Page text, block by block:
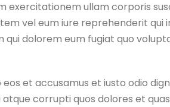
exercitationem ullam corporis
vel eum iure reprehenderit
qui dolorem eum fugiat quo
et accusamus et iusto odio
atque corrupti quos dolores et